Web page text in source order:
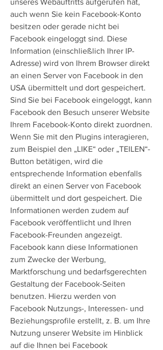
unseres Webauftritts aufgerufen hat,
auch wenn Sie kein Facebook-Konto
besitzen oder gerade nicht bei
Facebook eingeloggt sind. Diese
Information (einschließlich Ihrer IP-
Adresse) wird von Ihrem Browser direkt
an einen Server von Facebook in den
USA übermittelt und dort gespeichert.
Sind Sie bei Facebook eingeloggt, kann
Facebook den Besuch unserer Website
Ihrem Facebook-Konto direkt zuordnen.
Wenn Sie mit den Plugins interagieren,
zum Beispiel den „LIKE“ oder „TEILEN“-
Button betätigen, wird die
entsprechende Information ebenfalls
direkt an einen Server von Facebook
übermittelt und dort gespeichert. Die
Informationen werden zudem auf
Facebook veröffentlicht und Ihren
Facebook-Freunden angezeigt.
Facebook kann diese Informationen
zum Zwecke der Werbung,
Marktforschung und bedarfsgerechten
Gestaltung der Facebook-Seiten
benutzen. Hierzu werden von
Facebook Nutzungs-, Interessen- und
Beziehungsprofile erstellt, z. B. um Ihre
Nutzung unserer Website im Hinblick
auf die Ihnen bei Facebook